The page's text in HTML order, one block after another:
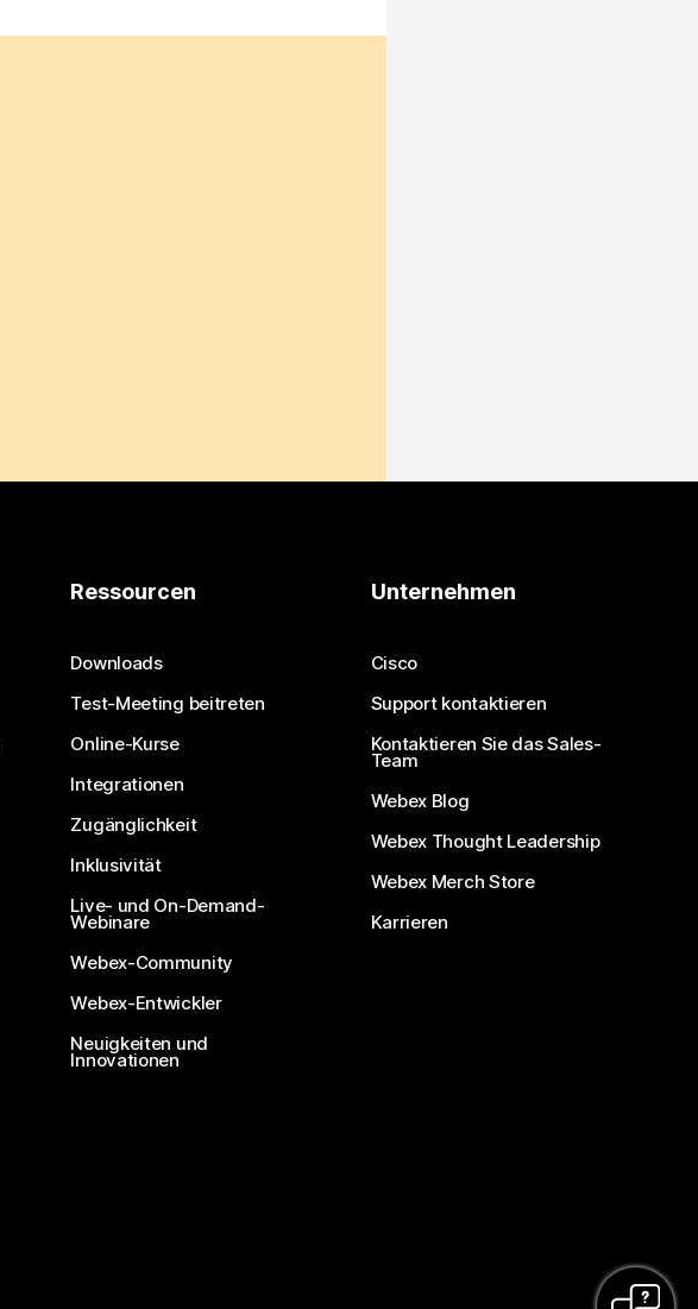
Ressourcen
Downloads
Test-Meeting beitreten
Online-Kurse
Integrationen
Zugänglichkeit
Inklusivität
Live- und On-Demand-
Webinare
Webex-Community
Webex-Entwickler
Neuigkeiten und
Innovationen
Unternehmen
Cisco
Support kontaktieren
Kontaktieren Sie das Sales-
Team
Webex Blog
Webex Thought Leadership
Webex Merch Store
Karrieren